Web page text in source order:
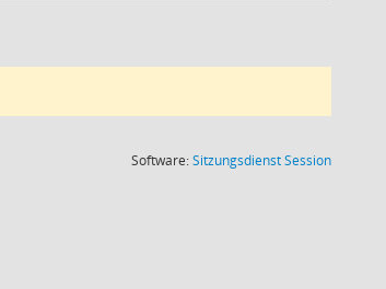
Software:SitzungsdienstSession(Wird in